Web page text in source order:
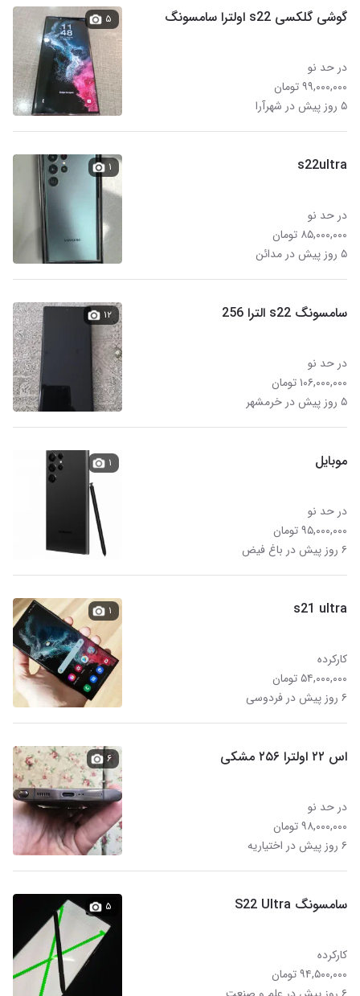
گوشی گلکسی s22 اولترا سامسونگ
در حد نو
۹۹,۰۰۰,۰۰۰ تومان
۵ روز پیش در شهرآرا
۵
s22ultra
در حد نو
۸۵,۰۰۰,۰۰۰ تومان
۵ روز پیش در مدائن
۱
سامسونگ s22 الترا 256
در حد نو
۱۰۶,۰۰۰,۰۰۰ تومان
۵ روز پیش در خرمشهر
۱۲
موبایل
در حد نو
۹۵,۰۰۰,۰۰۰ تومان
۶ روز پیش در باغ فیض
۱
s21 ultra
کارکرده
۵۴,۰۰۰,۰۰۰ تومان
۶ روز پیش در فردوسی
۱
اس ۲۲ اولترا ۲۵۶ مشکی
در حد نو
۹۸,۰۰۰,۰۰۰ تومان
۶ روز پیش در اختیاریه
۶
سامسونگ S22 Ultra
کارکرده
۹۴,۵۰۰,۰۰۰ تومان
۵